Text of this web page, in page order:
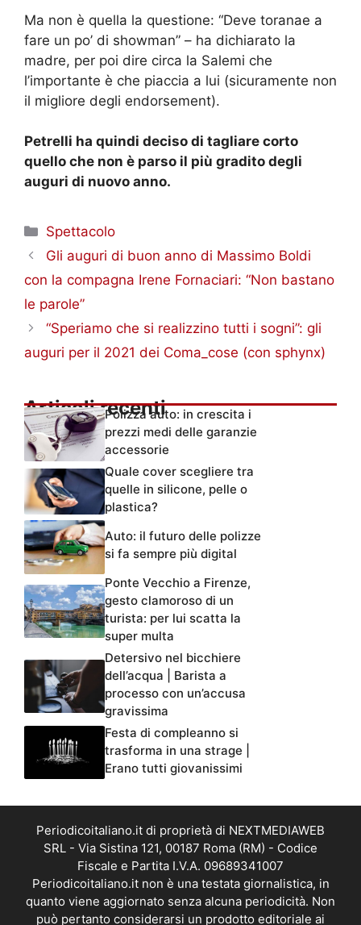
Ma non è quella la questione: “Deve toranae a
fare un po’ di showman” – ha dichiarato la
madre, per poi dire circa la Salemi che
l’importante è che piaccia a lui (sicuramente non
il migliore degli endorsement).
Petrelli ha quindi deciso di tagliare corto
quello che non è parso il più gradito degli
auguri di nuovo anno.
Categorie
Spettacolo
Gli auguri di buon anno di Massimo Boldi
con la compagna Irene Fornaciari: “Non bastano
le parole”
“Speriamo che si realizzino tutti i sogni”: gli
auguri per il 2021 dei Coma_cose (con sphynx)
Articoli recentiPolizza auto: in crescita i
prezzi medi delle garanzie
accessorie
Quale cover scegliere tra
quelle in silicone, pelle o
plastica?
Auto: il futuro delle polizze
si fa sempre più digital
Ponte Vecchio a Firenze,
gesto clamoroso di un
turista: per lui scatta la
super multa
Detersivo nel bicchiere
dell’acqua | Barista a
processo con un’accusa
gravissima
Festa di compleanno si
trasforma in una strage |
Erano tutti giovanissimi
Periodicoitaliano.it di proprietà di NEXTMEDIAWEB
SRL - Via Sistina 121, 00187 Roma (RM) - Codice
Fiscale e Partita I.V.A. 09689341007
Periodicoitaliano.it non è una testata giornalistica, in
quanto viene aggiornato senza alcuna periodicità. Non
può pertanto considerarsi un prodotto editoriale ai